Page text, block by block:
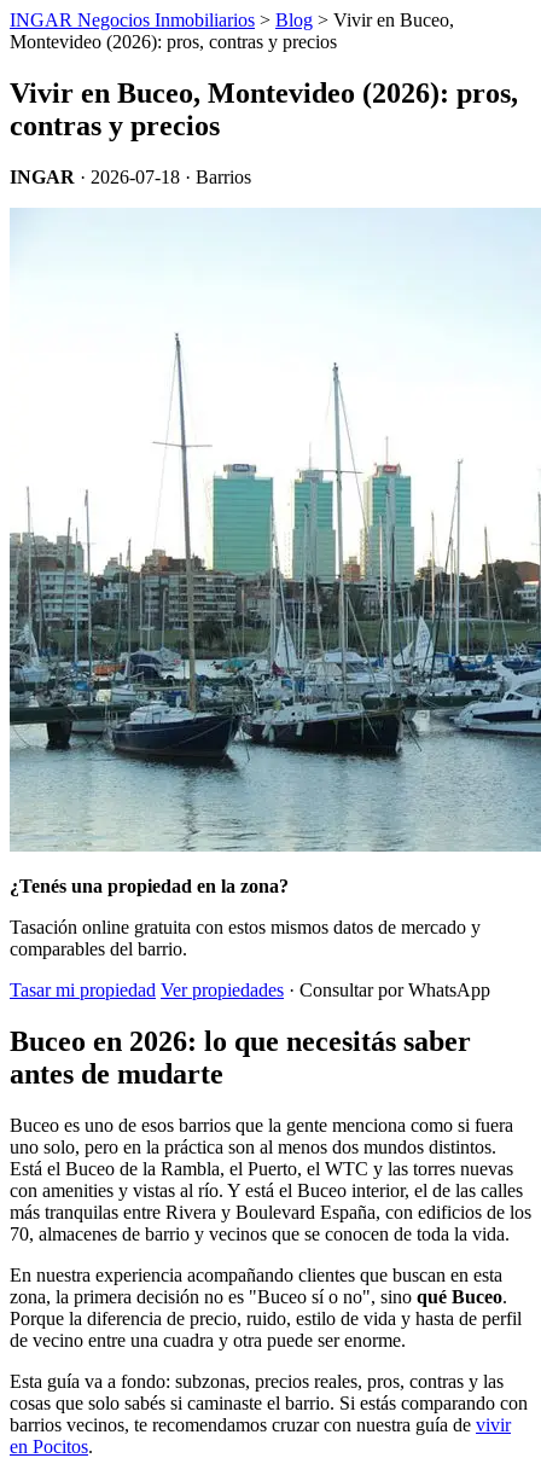
INGAR Negocios Inmobiliarios > Blog > Vivir en Buceo,
Montevideo (2026): pros, contras y precios
Vivir en Buceo, Montevideo (2026): pros,
contras y precios
INGAR · 2026-07-18 · Barrios
¿Tenés una propiedad en la zona?
Tasación online gratuita con estos mismos datos de mercado y
comparables del barrio.
Tasar mi propiedad Ver propiedades · Consultar por WhatsApp
Buceo en 2026: lo que necesitás saber
antes de mudarte
Buceo es uno de esos barrios que la gente menciona como si fuera
uno solo, pero en la práctica son al menos dos mundos distintos.
Está el Buceo de la Rambla, el Puerto, el WTC y las torres nuevas
con amenities y vistas al río. Y está el Buceo interior, el de las calles
más tranquilas entre Rivera y Boulevard España, con edificios de los
70, almacenes de barrio y vecinos que se conocen de toda la vida.
En nuestra experiencia acompañando clientes que buscan en esta
zona, la primera decisión no es "Buceo sí o no", sino qué Buceo.
Porque la diferencia de precio, ruido, estilo de vida y hasta de perfil
de vecino entre una cuadra y otra puede ser enorme.
Esta guía va a fondo: subzonas, precios reales, pros, contras y las
cosas que solo sabés si caminaste el barrio. Si estás comparando con
barrios vecinos, te recomendamos cruzar con nuestra guía de vivir
en Pocitos.